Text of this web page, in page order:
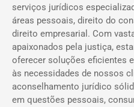
serviços jurídicos
áreas pessoais, direito do
direito empresarial. Com
apaixonados pela justiça,
oferecer soluções eficientes
às necessidades de nossos
aconselhamento jurídico
em questões pessoais,